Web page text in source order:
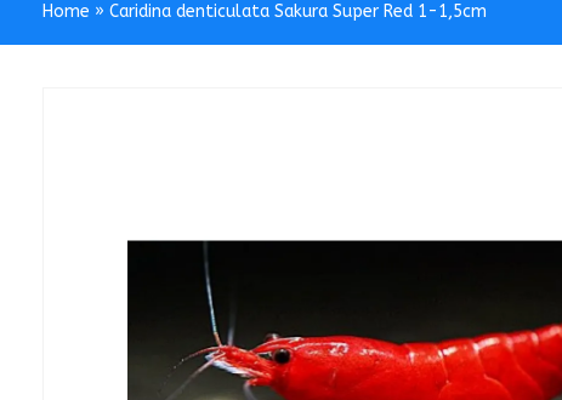
Home » Caridina denticulata Sakura Super Red 1-1,5cm